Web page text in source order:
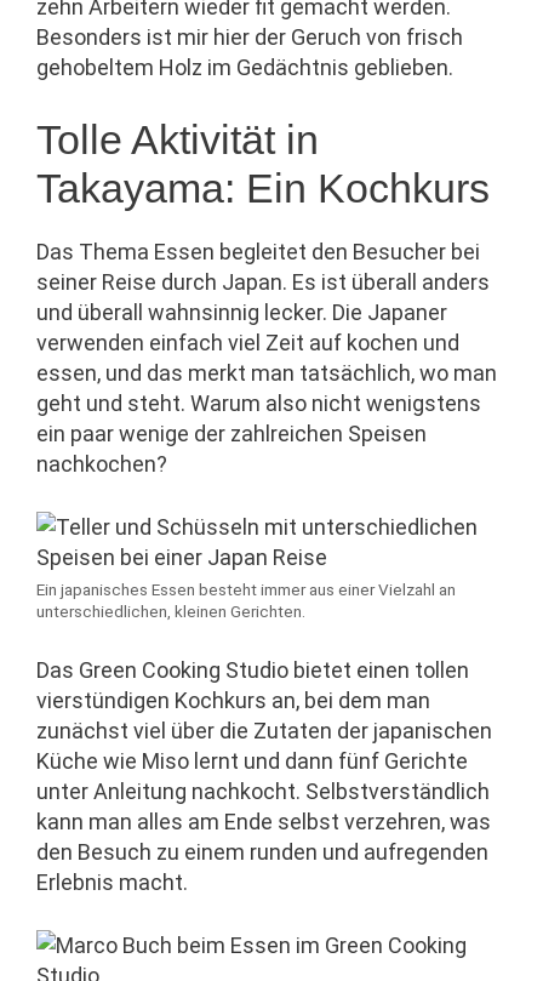
zehn Arbeitern wieder fit gemacht werden.
Besonders ist mir hier der Geruch von frisch
gehobeltem Holz im Gedächtnis geblieben.
Tolle Aktivität in
Takayama: Ein Kochkurs
Das Thema Essen begleitet den Besucher bei
seiner Reise durch Japan. Es ist überall anders
und überall wahnsinnig lecker. Die Japaner
verwenden einfach viel Zeit auf kochen und
essen, und das merkt man tatsächlich, wo man
geht und steht. Warum also nicht wenigstens
ein paar wenige der zahlreichen Speisen
nachkochen?
Ein japanisches Essen besteht immer aus einer Vielzahl an
unterschiedlichen, kleinen Gerichten.
Das Green Cooking Studio bietet einen tollen
vierstündigen Kochkurs an, bei dem man
zunächst viel über die Zutaten der japanischen
Küche wie Miso lernt und dann fünf Gerichte
unter Anleitung nachkocht. Selbstverständlich
kann man alles am Ende selbst verzehren, was
den Besuch zu einem runden und aufregenden
Erlebnis macht.